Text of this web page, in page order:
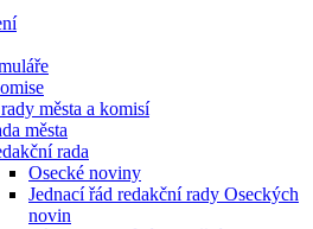
města a komisí
města
rada
Osecké noviny
Jednací řád redakční rady Oseckých
novin